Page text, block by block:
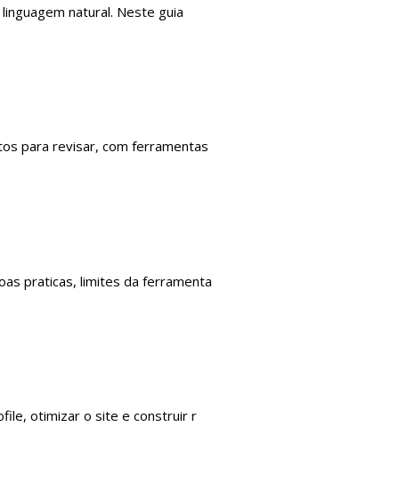
natural. Neste guia
para revisar, com ferramentas
praticas, limites da ferramenta
otimizar o site e construir r